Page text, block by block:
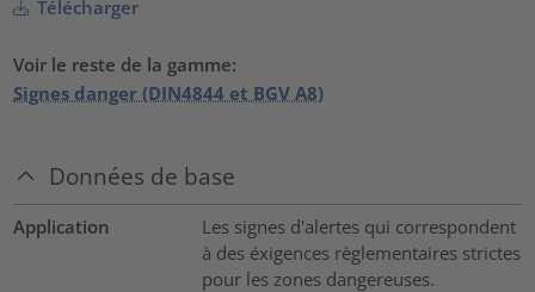
Télécharger
Voir le reste de la gamme:
Signes danger (DIN4844 et BGV A8)
Données de base
Application
Les signes d'alertes qui correspondent
à des éxigences règlementaires strictes
pour les zones dangereuses.